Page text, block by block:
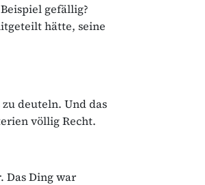
gefällig?
hätte, seine
deuteln. Und das
völlig Recht.
Das Ding war